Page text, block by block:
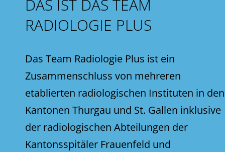
DAS IST DAS TEAM
RADIOLOGIE PLUS
Das Team Radiologie Plus ist ein
Zusammenschluss von mehreren
etablierten radiologischen Instituten in den
Kantonen Thurgau und St. Gallen inklusive
der radiologischen Abteilungen der
Kantonsspitäler Frauenfeld und